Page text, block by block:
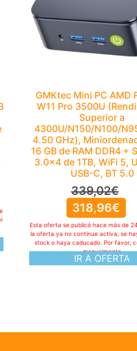
GMKtec Mini PC AMD
W11 Pro 3500U
Superior a
4300U/N150/N100/
4.50 GHz),
16 GB de RAM DDR4 +
3.0×4 de 1TB, WiFi 5,
USB-C, BT 5.0
339,02€
318,96€
IR A OFERTA
Esta oferta se publicó hace más de
la oferta ya no continue activa, se
stock o haya caducado. Por favor,
manualmente